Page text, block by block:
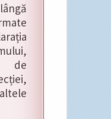
de